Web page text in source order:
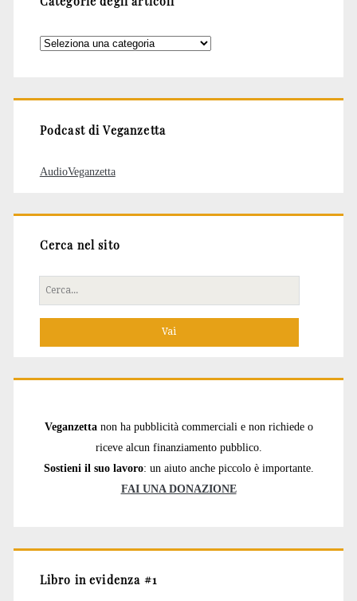
Categorie
Podcast di Veganzetta
AudioVeganzetta
Cerca nel sito
Cerca
per:
Veganzetta non ha pubblicità commerciali e non richiede o
riceve alcun finanziamento pubblico.
Sostieni il suo lavoro: un aiuto anche piccolo è importante.
FAI UNA DONAZIONE
Libro in evidenza #1